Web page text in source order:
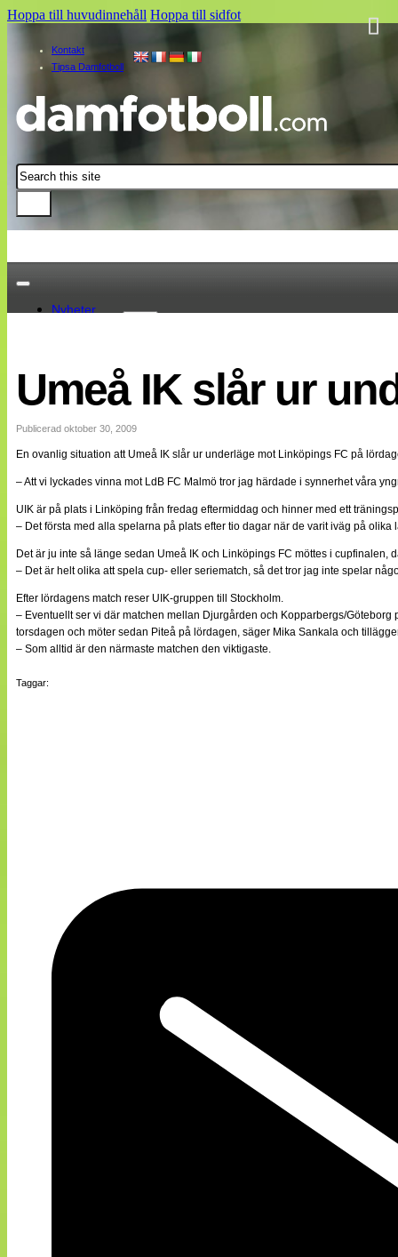
Hoppa till huvudinnehåll Hoppa till sidfot
Kontakt
Tipsa Damfotboll
Sök
Nyheter
Landslaget
EM 2013
Internationellt
Bildreportage
Bloggar
Lagen
Webb-TV
Cuper
Medlemsbilder
NÄTverket
Split vision
Annonsera
Statistik
Tipsa Damfotboll
Umeå IK slår ur
Publicerad oktober 30, 2009
En ovanlig situation att Umeå IK slår ur underläge mot Linköpings FC på
– Att vi lyckades vinna mot LdB FC Malmö tror jag härdade i synnerhet våra
UIK är på plats i Linköping från fredag eftermiddag och hinner med ett
– Det första med alla spelarna på plats efter tio dagar när de varit iväg på
Det är ju inte så länge sedan Umeå IK och Linköpings FC möttes i
– Det är helt olika att spela cup- eller seriematch, så det tror jag inte spelar
Efter lördagens match reser UIK-gruppen till Stockholm.
– Eventuellt ser vi där matchen mellan Djurgården och Kopparbergs/
torsdagen och möter sedan Piteå på lördagen, säger Mika Sankala och
– Som alltid är den närmaste matchen den viktigaste.
Taggar: